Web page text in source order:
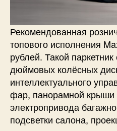
Рекомендованная
топового исполнения
рублей. Такой
дюймовых колёсных
интеллектуального
фар, панорамной
электропривода
подсветки салона,